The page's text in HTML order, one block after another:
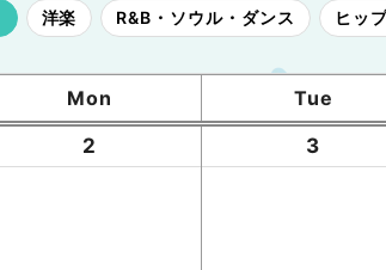
洋楽 R&B・ソウル・ダンス ヒッ
Mon Tue
2 3